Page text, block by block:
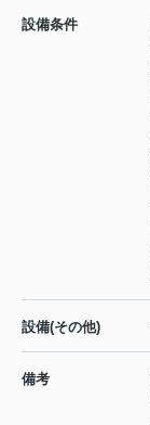
設備条件
設備(その他)
備考